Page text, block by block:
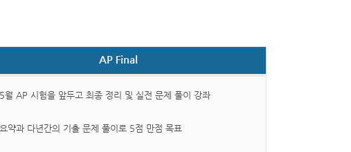
월 AP 시험을 앞두고 최종 정리 및 실전 문제 풀이 강좌
약과 다년간의 기출 문제 풀이로 5점 만점 목표